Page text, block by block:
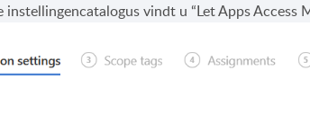
vindt u “Let Apps Access